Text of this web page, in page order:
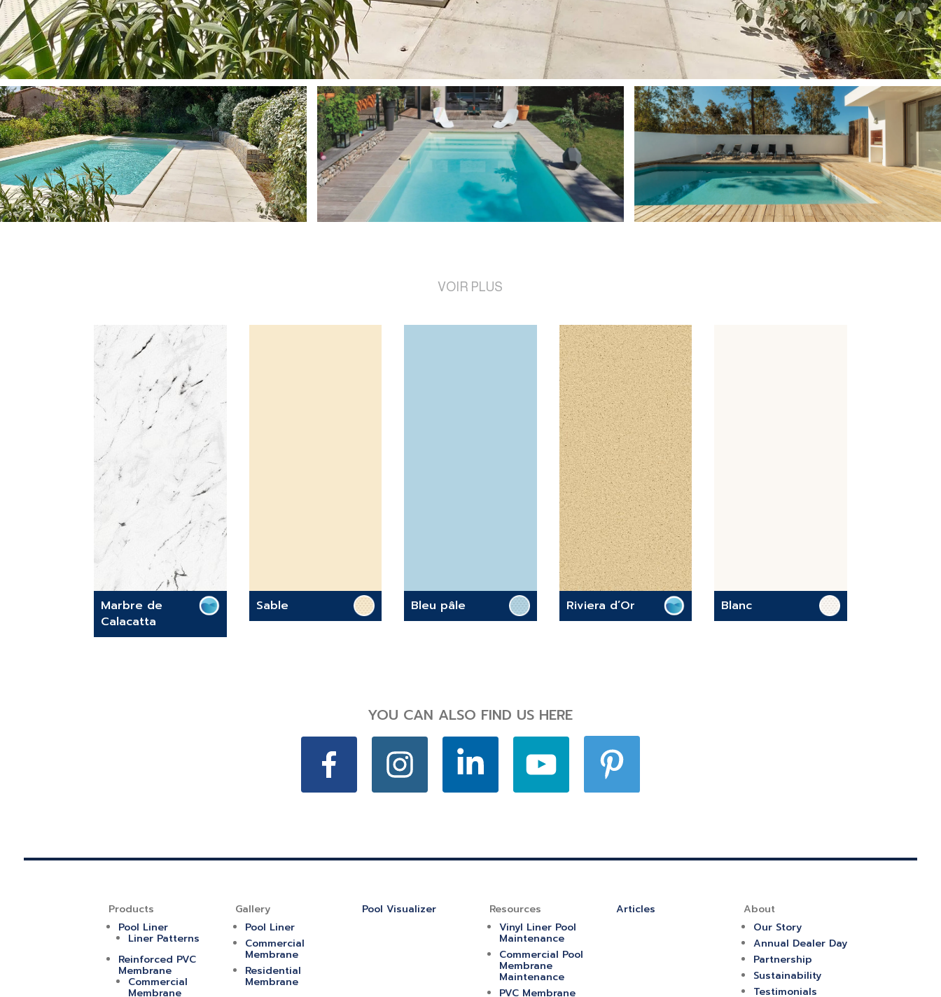
VOIR PLUS
Marbre de
Calacatta
Sable Bleu pâle Riviera d’Or Blanc
YOU CAN ALSO FIND US HERE
Products
Pool Liner
Liner Patterns
Reinforced PVC
Membrane
Commercial
Membrane
Gallery
Pool Liner
Commercial
Membrane
Residential
Membrane
Pool Visualizer
Resources
Vinyl Liner Pool
Maintenance
Commercial Pool
Membrane
Maintenance
PVC Membrane
Articles
About
Our Story
Annual Dealer Day
Partnership
Sustainability
Testimonials